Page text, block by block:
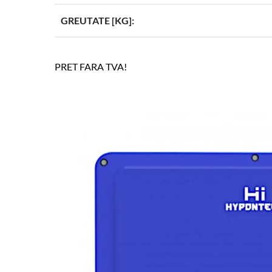
GREUTATE [KG]:
PRET FARA TVA!